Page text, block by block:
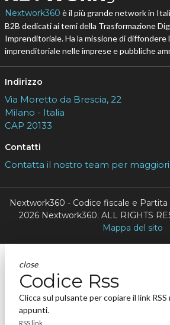
Nextwork360 è il più grande network in
B2B dedicati ai temi della Trasformazione
Imprenditoriale. Ha la missione di diffondere
imprenditoriale nelle imprese e pubbliche
Indirizzo
Via Moretto da Brescia, 22
Milano - Italia
CAP 20133
Contatti
Contatta il nostro team per
Nextwork360 - Codice fiscale e
2026 Nextwork360. ALL RIGHTS
Mappa del sito
close
Codice Rss
Clicca sul pulsante per copiare il link RSS
appunti.
RSS link